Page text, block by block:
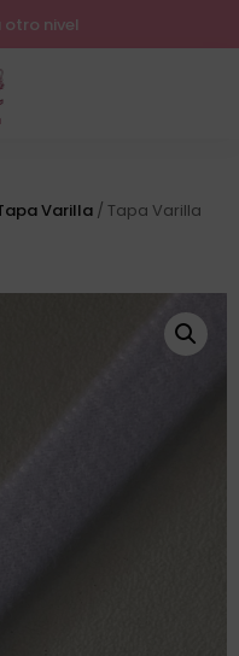
nivel
Varilla / Tapa Varilla